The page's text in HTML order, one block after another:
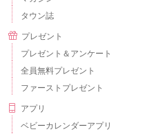
タウン誌
プレゼント
プレゼント＆アンケート
全員無料プレゼント
ファーストプレゼント
アプリ
ベビーカレンダーアプリ